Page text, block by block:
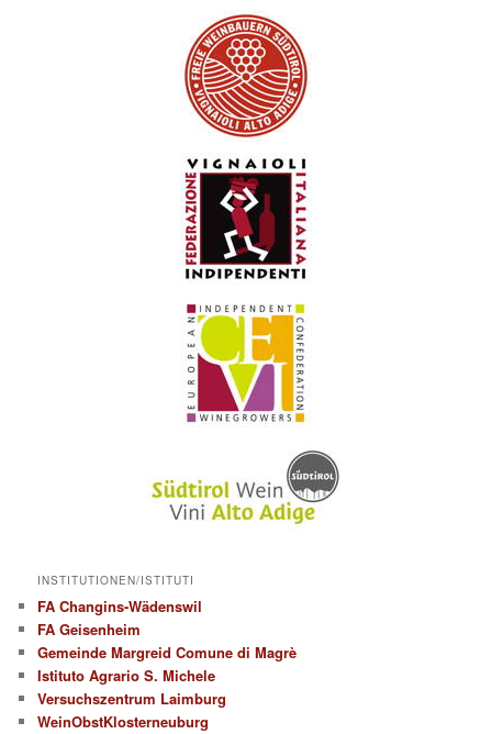
INSTITUTIONEN/ISTITUTI
FA Changins-Wädenswil
FA Geisenheim
Gemeinde Margreid Comune di Magrè
Istituto Agrario S. Michele
Versuchszentrum Laimburg
WeinObstKlosterneuburg